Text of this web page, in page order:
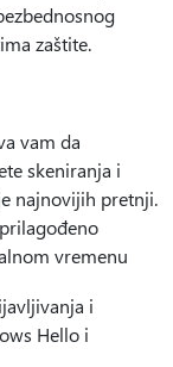
zaštite.
vam da
skeniranja i
najnovijih pretnji.
vremenu
i
Hello i